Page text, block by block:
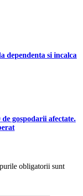
dependenta si incalca
gospodarii afectate.
obligatorii sunt